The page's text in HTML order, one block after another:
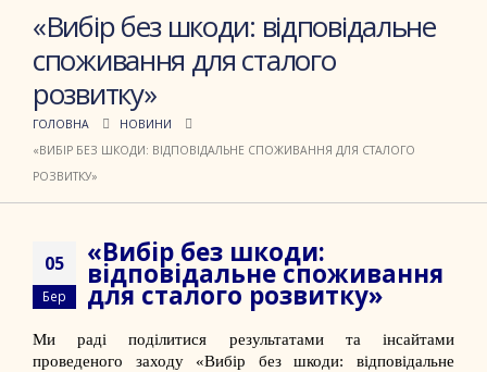
«Вибір без шкоди: відповідальне
споживання для сталого
розвитку»
ГОЛОВНА
НОВИНИ
«ВИБІР БЕЗ ШКОДИ: ВІДПОВІДАЛЬНЕ СПОЖИВАННЯ ДЛЯ СТАЛОГО
РОЗВИТКУ»
05
Бер
«Вибір без шкоди:
відповідальне споживання
для сталого розвитку»
Ми раді поділитися результатами та інсайтами
проведеного заходу «Вибір без шкоди: відповідальне